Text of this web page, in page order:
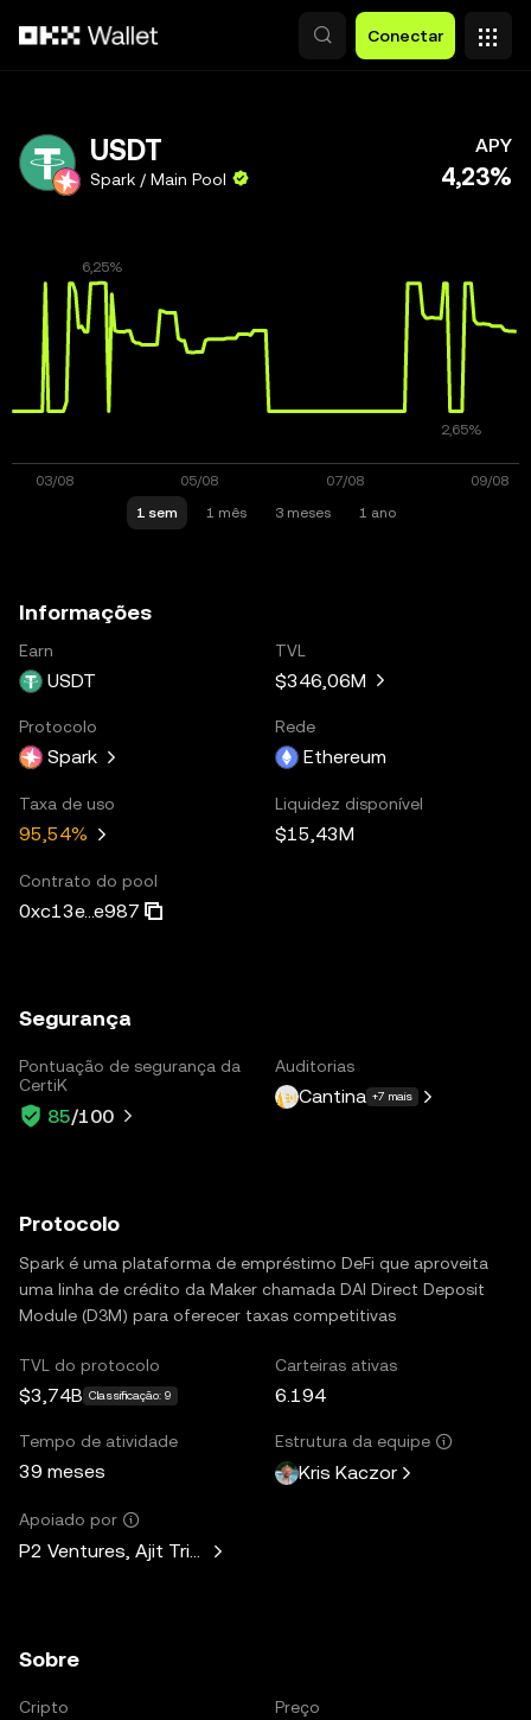
Conectar
USDT
Spark / Main Pool
APY
4,23%
1 sem 1 mês 3 meses 1 ano
Informações
Earn
USDT
TVL
$346,06M
Protocolo
Spark
Rede
Ethereum
Taxa de uso
95,54%
Liquidez disponível
$15,43M
Contrato do pool
0xc13e...e987
Segurança
Pontuação de segurança da
CertiK
85/100
Auditorias
Cantina +7 mais
Protocolo
Spark é uma plataforma de empréstimo DeFi que aproveita
uma linha de crédito da Maker chamada DAI Direct Deposit
Module (D3M) para oferecer taxas competitivas
TVL do protocolo
$3,74B Classificação: 9
Carteiras ativas
6.194
Tempo de atividade
39 meses
Estrutura da equipe
Kris Kaczor
Apoiado por
P2 Ventures, Ajit Tripathi, Unicorn Ventures, Curiosity
Sobre
Cripto Preço